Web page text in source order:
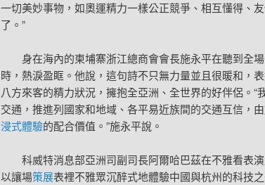
一切美妙事物，如奧運精力一樣公正競爭、相互懂得、
了。”
身在海內的柬埔寨浙江總商會會長施永平在聽到全
時，熱淚盈眶。他說，這句詩不只無力量並且很暖和，
八方來客的精力狀況，擁抱全亞洲、全世界的好伴侶。“
交通，推進列國家和地域、各平易近族間的交通互信，
浸式體驗的配合價值。”施永平說。
科威特消息部亞洲司副司長阿爾哈巴茲在不雅看表
以讓場策展表裡不雅眾沉醉式地體驗中國與杭州的科技